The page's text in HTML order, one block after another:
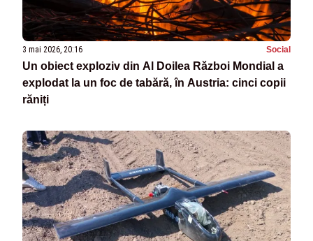
3 mai 2026, 20:16 Social
Un obiect exploziv din Al Doilea Război Mondial a
explodat la un foc de tabără, în Austria: cinci copii
răniți